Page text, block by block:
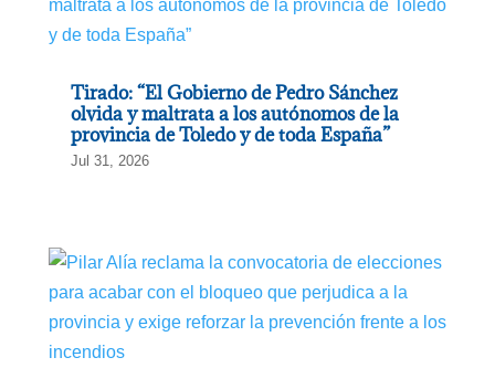
Tirado: “El Gobierno de Pedro Sánchez
olvida y maltrata a los autónomos de la
provincia de Toledo y de toda España”
Jul 31, 2026